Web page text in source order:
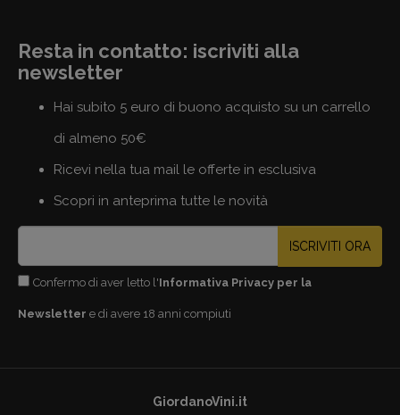
Resta in contatto: iscriviti alla
newsletter
Hai subito 5 euro di buono acquisto su un carrello
di almeno 50€
Ricevi nella tua mail le offerte in esclusiva
Scopri in anteprima tutte le novità
ISCRIVITI ORA
Confermo di aver letto l'Informativa Privacy per la
Newsletter e di avere 18 anni compiuti
GiordanoVini.it